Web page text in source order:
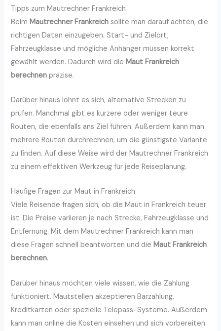
Tipps zum Mautrechner Frankreich
Beim Mautrechner Frankreich sollte man darauf achten, die
richtigen Daten einzugeben. Start- und Zielort,
Fahrzeugklasse und mögliche Anhänger müssen korrekt
gewählt werden. Dadurch wird die Maut Frankreich
berechnen präzise.
Darüber hinaus lohnt es sich, alternative Strecken zu
prüfen. Manchmal gibt es kürzere oder weniger teure
Routen, die ebenfalls ans Ziel führen. Außerdem kann man
mehrere Routen durchrechnen, um die günstigste Variante
zu finden. Auf diese Weise wird der Mautrechner Frankreich
zu einem effektiven Werkzeug für jede Reiseplanung.
Häufige Fragen zur Maut in Frankreich
Viele Reisende fragen sich, ob die Maut in Frankreich teuer
ist. Die Preise variieren je nach Strecke, Fahrzeugklasse und
Entfernung. Mit dem Mautrechner Frankreich kann man
diese Fragen schnell beantworten und dieMaut Frankreich
berechnen.
Darüber hinaus möchten viele wissen, wie die Zahlung
funktioniert. Mautstellen akzeptieren Barzahlung,
Kreditkarten oder spezielle Telepass-Systeme. Außerdem
kann man online die Kosten einsehen und sich vorbereiten.